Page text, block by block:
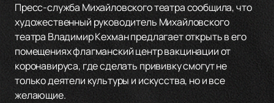
Пресс-служба Михайловского театра сообщила, что
художественный руководитель Михайловского
театра Владимир Кехман предлагает открыть в его
помещениях флагманский центр вакцинации от
коронавируса, где сделать прививку смогут не
только деятели культуры и искусства, но и все
желающие.